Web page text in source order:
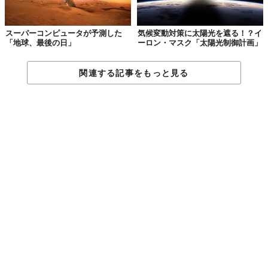
スーパーコンピュータが予測した
「地球、最後の日」
気候変動対策に太陽光を遮る！？イ
ーロン・マスク「太陽光制御計画」
関連する記事をもっと見る